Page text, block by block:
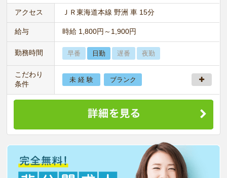
アクセス ＪＲ東海道本線 野洲 車 15分
給与 時給 1,800円～1,900円
勤務時間 早番 日勤 遅番 夜勤
こだわり
条件
未 経 験 ブランク